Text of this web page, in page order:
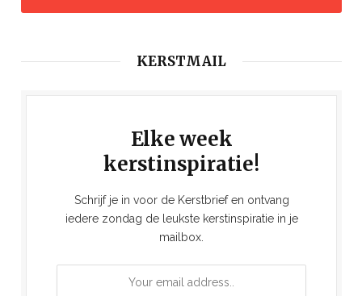
KERSTMAIL
Elke week
kerstinspiratie!
Schrijf je in voor de Kerstbrief en ontvang
iedere zondag de leukste kerstinspiratie in je
mailbox.